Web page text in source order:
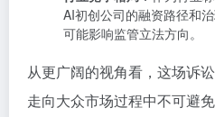
AI初创公司的融资路径和
可能影响监管立法方向。
从更广阔的视角看，这场诉
走向大众市场过程中不可避